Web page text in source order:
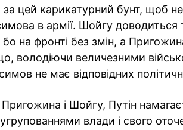
цей карикатурний бунт, щоб
в армії. Шойгу доводиться
на фронті без змін, а
володіючи величезними
не має відповідних
і Шойгу, Путін
влади і свого